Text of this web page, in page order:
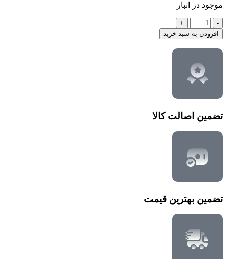
موجود در انبار
افزودن به سبد خرید
تضمین اصالت کالا
تضمین بهترین قیمت